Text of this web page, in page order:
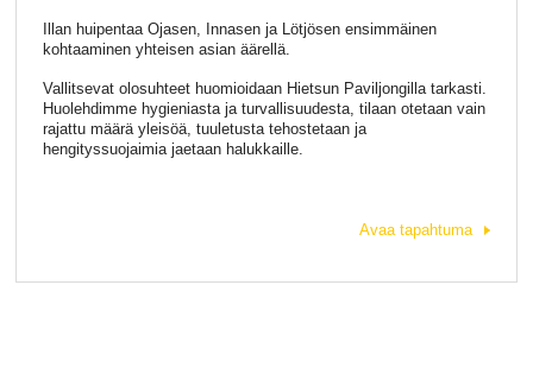
Illan huipentaa Ojasen, Innasen ja Lötjösen ensimmäinen
kohtaaminen yhteisen asian äärellä.
Vallitsevat olosuhteet huomioidaan Hietsun Paviljongilla tarkasti.
Huolehdimme hygieniasta ja turvallisuudesta, tilaan otetaan vain
rajattu määrä yleisöä, tuuletusta tehostetaan ja
hengityssuojaimia jaetaan halukkaille.
Avaa tapahtuma